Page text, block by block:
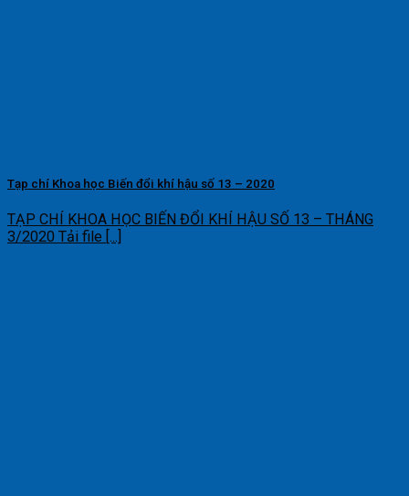
Tạp chí Khoa học Biến đổi khí hậu số 13 – 2020
TẠP CHÍ KHOA HỌC BIẾN ĐỔI KHÍ HẬU SỐ 13 – THÁNG
3/2020 Tải file [...]